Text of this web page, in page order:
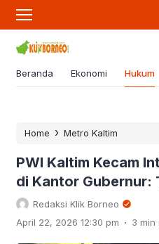
Beranda Ekonomi Hukum
Home › Metro Kaltim
PWI Kaltim Kecam
di Kantor Gubernur:
Redaksi Klik Borneo
April 22, 2026 12:30 pm . 3 min